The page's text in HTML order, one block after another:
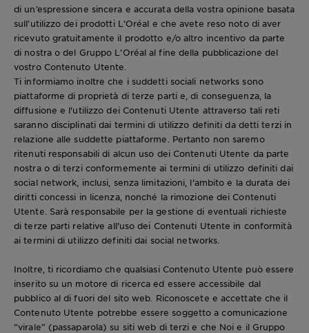
di un’espressione sincera e accurata della vostra opinione basata
sull’utilizzo dei prodotti L’Oréal e che avete reso noto di aver
ricevuto gratuitamente il prodotto e/o altro incentivo da parte
di nostra o del Gruppo L’Oréal al fine della pubblicazione del
vostro Contenuto Utente.
Ti informiamo inoltre che i suddetti sociali networks sono
piattaforme di proprietà di terze parti e, di conseguenza, la
diffusione e l'utilizzo dei Contenuti Utente attraverso tali reti
saranno disciplinati dai termini di utilizzo definiti da detti terzi in
relazione alle suddette piattaforme. Pertanto non saremo
ritenuti responsabili di alcun uso dei Contenuti Utente da parte
nostra o di terzi conformemente ai termini di utilizzo definiti dai
social network, inclusi, senza limitazioni, l'ambito e la durata dei
diritti concessi in licenza, nonché la rimozione dei Contenuti
Utente. Sarà responsabile per la gestione di eventuali richieste
di terze parti relative all'uso dei Contenuti Utente in conformità
ai termini di utilizzo definiti dai social networks.
Inoltre, ti ricordiamo che qualsiasi Contenuto Utente può essere
inserito su un motore di ricerca ed essere accessibile dal
pubblico al di fuori del sito web. Riconoscete e accettate che il
Contenuto Utente potrebbe essere soggetto a comunicazione
“virale” (passaparola) su siti web di terzi e che Noi e il Gruppo